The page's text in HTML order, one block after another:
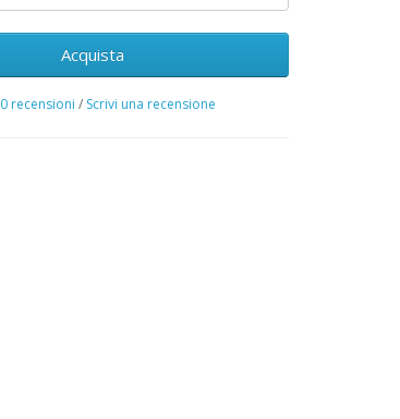
Acquista
0 recensioni / Scrivi una recensione